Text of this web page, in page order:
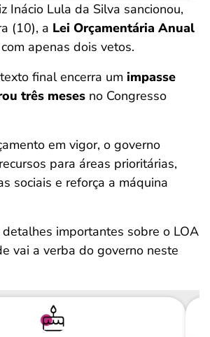
Inácio Lula da Silva sancionou,
(10), a Lei Orçamentária Anual
apenas dois vetos.
final encerra um impasse
três meses no Congresso
em vigor, o governo
para áreas prioritárias,
sociais e reforça a máquina
importantes sobre o LOA
vai a verba do governo neste